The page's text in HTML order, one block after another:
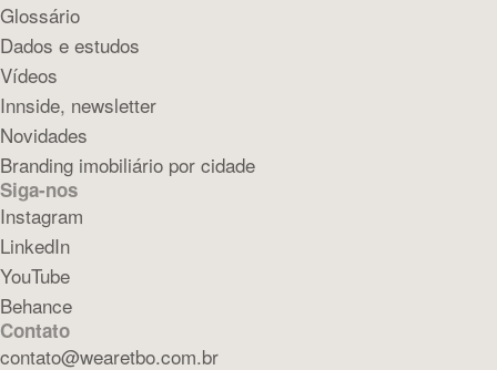
Glossário
Dados e estudos
Vídeos
Innside, newsletter
Novidades
Branding imobiliário por cidade
Siga-nos
Instagram
LinkedIn
YouTube
Behance
Contato
contato@wearetbo.com.br